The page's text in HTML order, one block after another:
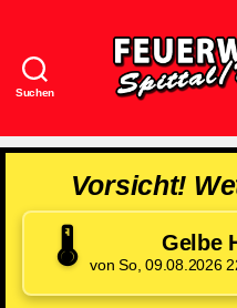
Suchen
Vorsicht!
🌡️ Gelbe
von So, 09.08.2026